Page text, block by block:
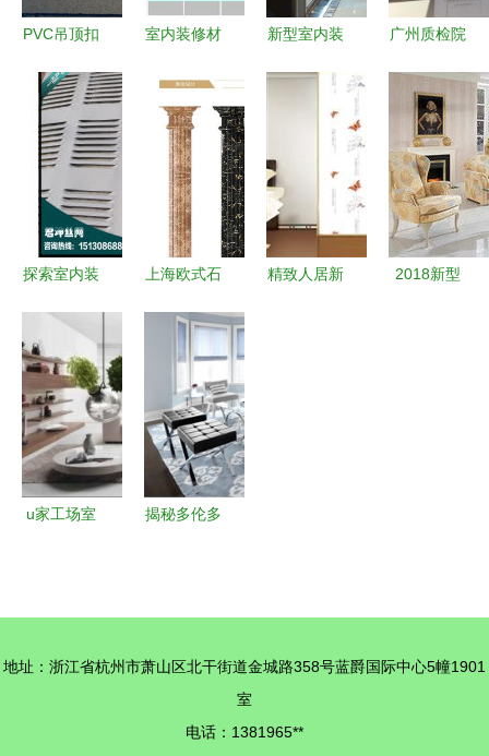
PVC吊顶扣
略 从材质
到施工，一
篇看懂室内
高性价比天
花板
室内装修材
实用的装修
材料清单
+品牌大全
新型室内装
时赋能生活
广州质检院
临德高工厂
指导交流，
聚焦室内装
饰材料质量
管控
探索室内装
如何挑选最
适合你的装
修材料
上海欧式石
景墙 定制
式解决方案
精致人居新
2018新型
u家工场室
揭秘多伦多
品味与奢华
地址：浙江省杭州市萧山区北干街道金城路358号蓝爵国际中心5幢1901
室
电话：1381965**